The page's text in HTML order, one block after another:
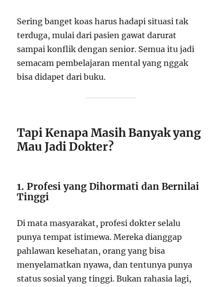
Sering banget koas harus hadapi situasi tak
terduga, mulai dari pasien gawat darurat
sampai konflik dengan senior. Semua itu jadi
semacam pembelajaran mental yang nggak
bisa didapet dari buku.
Tapi Kenapa Masih Banyak yang
Mau Jadi Dokter?
1. Profesi yang Dihormati dan Bernilai
Tinggi
Di mata masyarakat, profesi dokter selalu
punya tempat istimewa. Mereka dianggap
pahlawan kesehatan, orang yang bisa
menyelamatkan nyawa, dan tentunya punya
status sosial yang tinggi. Bukan rahasia lagi,